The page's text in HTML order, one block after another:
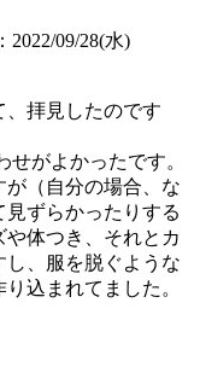
2022/09/28(水)
拝見したのです
がよかったです。
（自分の場合、な
ずらかったりする
体つき、それとカ
し、服を脱ぐような
込まれてました。